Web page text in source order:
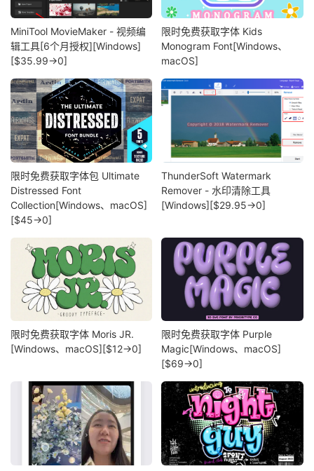
MiniTool MovieMaker - 视频编
辑工具[6个月授权][Windows]
[$35.99→0]
限时免费获取字体 Kids
Monogram Font[Windows、
macOS]
限时免费获取字体包 Ultimate
Distressed Font
Collection[Windows、macOS]
[$45→0]
ThunderSoft Watermark
Remover - 水印清除工具
[Windows][$29.95→0]
限时免费获取字体 Moris JR.
[Windows、macOS][$12→0]
限时免费获取字体 Purple
Magic[Windows、macOS]
[$69→0]